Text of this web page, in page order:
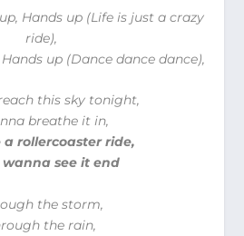
Hands up (Life is just a crazy
ride),
Hands up (Dance dance dance),
this sky tonight,
breathe it in,
a rollercoaster ride,
wanna see it end
the storm,
the rain,